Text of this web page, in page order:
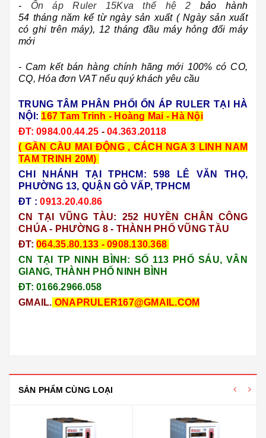
- Ổn áp Ruler 15Kva thế hệ 2 bảo hành
54 tháng năm kể từ ngày sản xuất ( Ngày sản xuất
có ghi trên máy), 12 tháng đầu máy hỏng đổi máy
mới
- Cam kết bán hàng chính hãng mới 100% có CO,
CQ, Hóa đơn VAT nếu quý khách yêu cầu
TRUNG TÂM PHÂN PHỐI ỔN ÁP RULER TẠI HÀ
NỘI: 167 Tam Trinh - Hoàng Mai - Hà Nội
ĐT: 0984.00.44.25 - 04.363.20118
( GẦN CẦU MAI ĐỘNG , CÁCH NGA 3 LINH NAM
TAM TRINH 20M)
CHI NHÁNH TẠI TPHCM: 598 LÊ VĂN THỌ,
PHƯỜNG 13, QUẬN GÒ VẤP, TPHCM
ĐT :0913.20.40.86
CN TẠI VŨNG TÀU:
252 HUYỀN CHÂN CÔNG
CHÚA - PHƯỜNG 8 - THÀNH PHỐ VŨNG TẦU
ĐT: 064.35.80.133 - 0908.130.368
CN TẠI TP NINH BÌNH: SỐ 113 PHỐ SÁU, VÂN
GIANG, THÀNH PHỐ NINH BÌNH
ĐT: 0166.2966.058
GMAIL. ONAPRULER167@GMAIL.COM
SẢN PHẨM CÙNG LOẠI